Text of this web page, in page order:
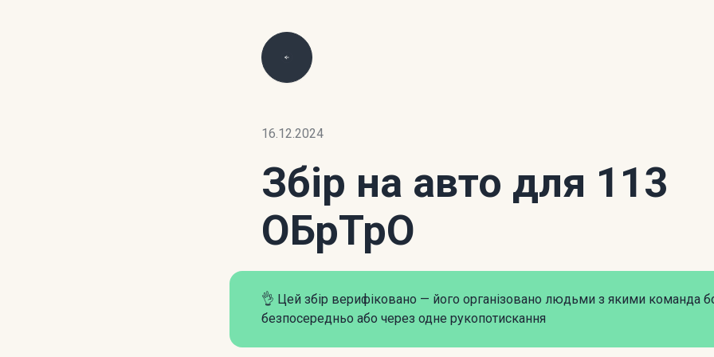
16.12.2024
Збір на авто для 113
ОБрТрО
👌 Цей збір верифіковано — його організовано людьми з якими команда
безпосередньо або через одне рукопотискання